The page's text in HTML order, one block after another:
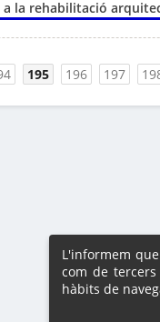
la rehabilitació
195 196 197
L'informem
com de
hàbits de